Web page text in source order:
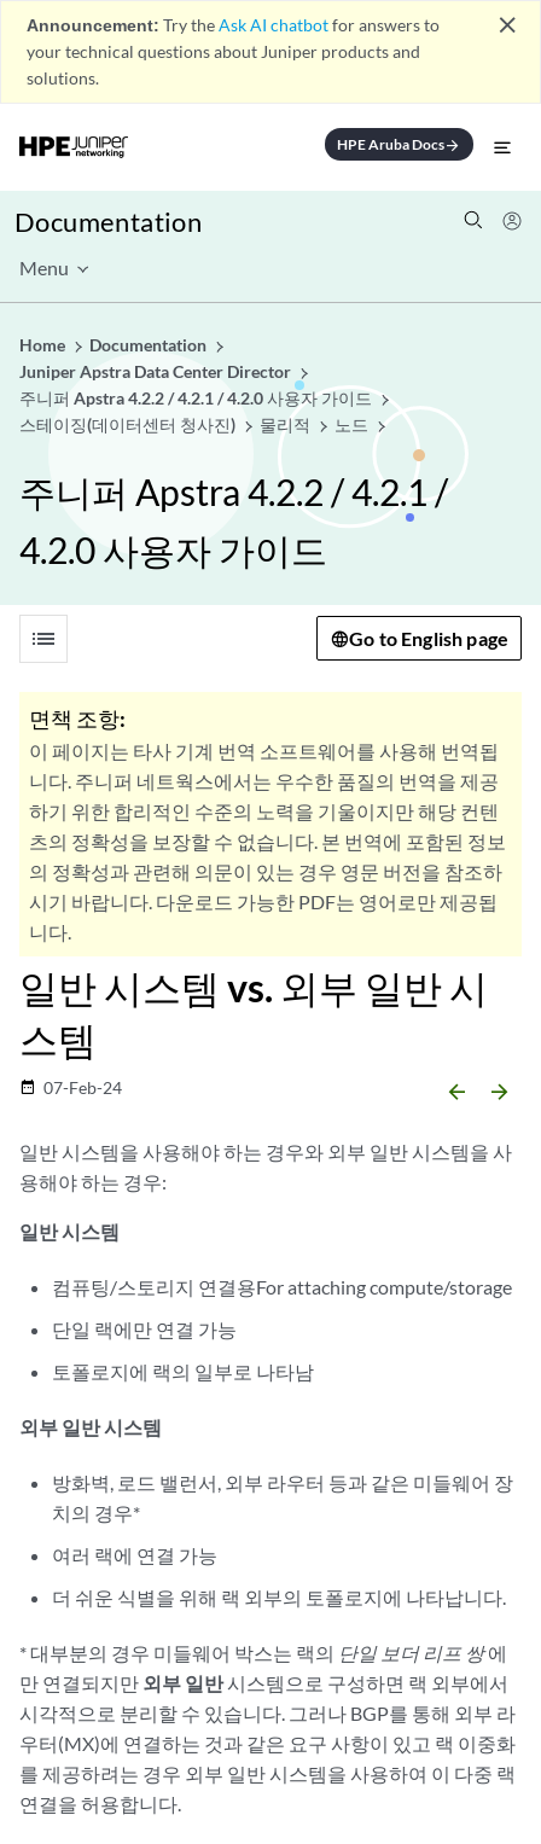
Announcement: Try theAsk AI chatbotfor answers to
your technical questions about Juniper products and
solutions.
close
HPE Aruba Docsarrow_forward
Documentation
Menu
Home
Documentation
Juniper Apstra Data Center Director
주니퍼 Apstra 4.2.2 / 4.2.1 / 4.2.0 사용자 가이드
스테이징(데이터센터 청사진)
물리적 노드
주니퍼 Apstra 4.2.2 / 4.2.1 /
4.2.0 사용자 가이드
list Go to English page
면책 조항:
이 페이지는 타사 기계 번역 소프트웨어를 사용해 번역됩
니다. 주니퍼 네트웍스에서는 우수한 품질의 번역을 제공
하기 위한 합리적인 수준의 노력을 기울이지만 해당 컨텐
츠의 정확성을 보장할 수 없습니다. 본 번역에 포함된 정보
의 정확성과 관련해 의문이 있는 경우 영문 버전을 참조하
시기 바랍니다. 다운로드 가능한 PDF는 영어로만 제공됩
니다.
일반 시스템 vs. 외부 일반 시
스템
date_range 07-Feb-24 arrow_backward arrow_forward
일반 시스템을 사용해야 하는 경우와 외부 일반 시스템을 사
용해야 하는 경우:
일반 시스템
컴퓨팅/스토리지 연결용For attaching compute/storage
단일 랙에만 연결 가능
토폴로지에 랙의 일부로 나타남
외부 일반 시스템
방화벽, 로드 밸런서, 외부 라우터 등과 같은 미들웨어 장
치의 경우*
여러 랙에 연결 가능
더 쉬운 식별을 위해 랙 외부의 토폴로지에 나타납니다.
* 대부분의 경우 미들웨어 박스는 랙의 단일 보더 리프 쌍에
만 연결되지만 외부 일반시스템으로 구성하면 랙 외부에서
시각적으로 분리할 수 있습니다. 그러나 BGP를 통해 외부 라
우터(MX)에 연결하는 것과 같은 요구 사항이 있고 랙 이중화
를 제공하려는 경우 외부 일반 시스템을 사용하여 이 다중 랙
연결을 허용합니다.